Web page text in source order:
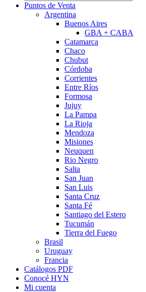
Puntos de Venta
Argentina
Buenos Aires
GBA + CABA
Catamarca
Chaco
Chubut
Córdoba
Corrientes
Entre Ríos
Formosa
Jujuy
La Pampa
La Rioja
Mendoza
Misiones
Neuquen
Rio Negro
Salta
San Juan
San Luis
Santa Cruz
Santa Fé
Santiago del Estero
Tucumán
Tierra del Fuego
Brasil
Uruguay
Francia
Catálogos PDF
Conocé HYN
Mi cuenta